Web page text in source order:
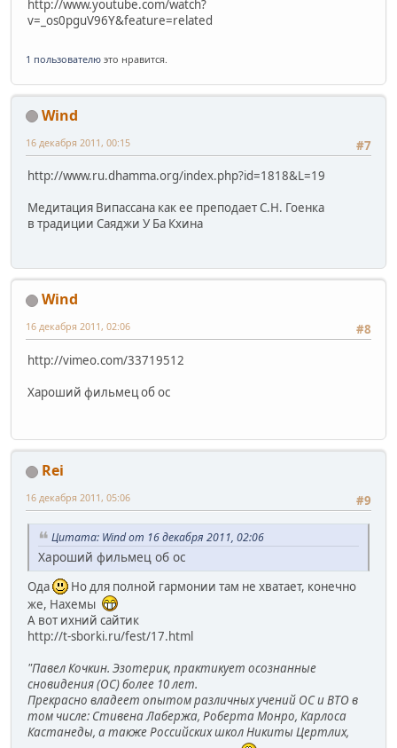
http://www.youtube.com/watch?
v=_os0pguV96Y&feature=related
1 пользователю это нравится.
Wind
#7
16 декабря 2011, 00:15
http://www.ru.dhamma.org/index.php?id=1818&L=19
Медитация Випассана как ее преподает С.Н. Гоенка
в традиции Саяджи У Ба Кхина
Wind
#8
16 декабря 2011, 02:06
http://vimeo.com/33719512
Хароший фильмец об ос
Rei
#9
16 декабря 2011, 05:06
Цитата: Wind от 16 декабря 2011, 02:06
Хароший фильмец об ос
Ода
Но для полной гармонии там не хватает, конечно
же, Нахемы
А вот ихний сайтик
http://t-sborki.ru/fest/17.html
"Павел Кочкин. Эзотерик, практикует осознанные
сновидения (ОС) более 10 лет.
Прекрасно владеет опытом различных учений ОС и ВТО в
том числе: Стивена Лабержа, Роберта Монро, Карлоса
Кастанеды, а также Российских школ Никиты Цертлих,